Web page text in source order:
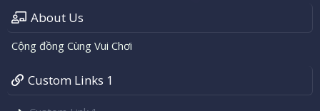
About Us
Cộng đồng Cùng Vui Chơi
Custom Links 1